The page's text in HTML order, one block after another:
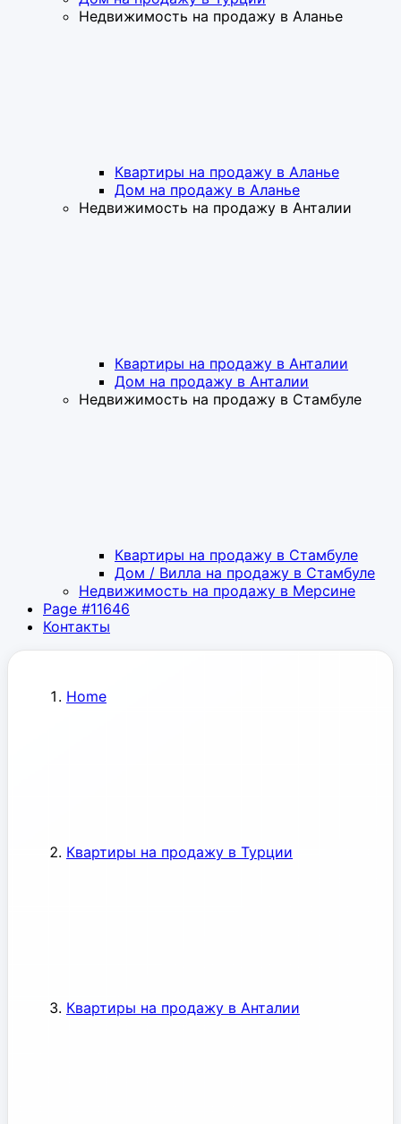
Недвижимость на продажу в Аланье
Квартиры на продажу в Аланье
Дом на продажу в Аланье
Недвижимость на продажу в Анталии
Квартиры на продажу в Анталии
Дом на продажу в Анталии
Недвижимость на продажу в Стамбуле
Квартиры на продажу в Стамбуле
Дом / Вилла на продажу в Стамбуле
Недвижимость на продажу в Мерсине
Page #11646
Контакты
Home
Квартиры на продажу в Турции
Квартиры на продажу в Анталии